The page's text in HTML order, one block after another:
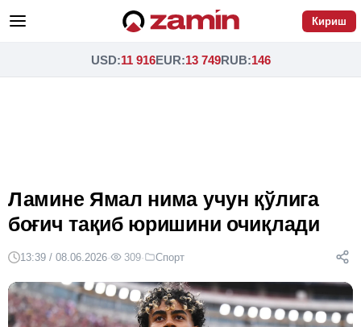
Кириш
USD:11 916EUR:13 749RUB:146
Ламине Ямал нима учун қўлига
боғич тақиб юришини очиқлади
13:39 / 08.06.2026· 309· Спорт